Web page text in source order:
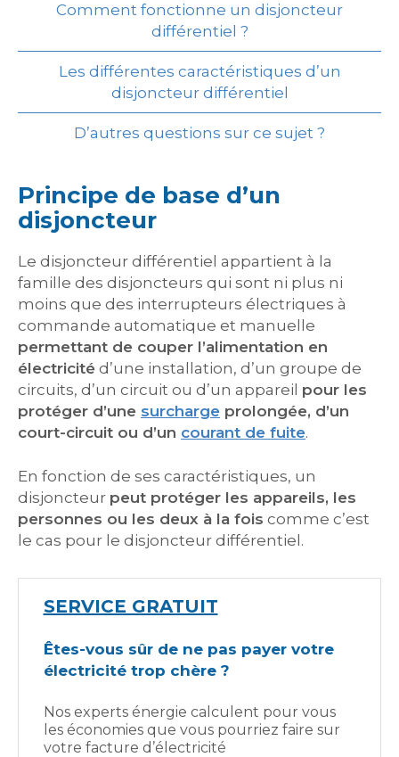
Comment fonctionne un disjoncteur
différentiel ?
Les différentes caractéristiques d’un
disjoncteur différentiel
D’autres questions sur ce sujet ?
Principe de base d’un
disjoncteur
Le disjoncteur différentiel appartient à la
famille des disjoncteurs qui sont ni plus ni
moins que des interrupteurs électriques à
commande automatique et manuelle
permettant de couper l’alimentation en
électricité d’une installation, d’un groupe de
circuits, d’un circuit ou d’un appareil pour les
protéger d’une surcharge prolongée, d’un
court-circuit ou d’un courant de fuite.
En fonction de ses caractéristiques, un
disjoncteur peut protéger les appareils, les
personnes ou les deux à la fois comme c’est
le cas pour le disjoncteur différentiel.
SERVICE GRATUIT
Êtes-vous sûr de ne pas payer votre
électricité trop chère ?
Nos experts énergie calculent pour vous
les économies que vous pourriez faire sur
votre facture d’électricité